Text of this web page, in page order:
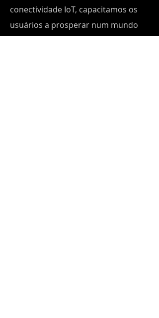
conectividade IoT, capacitamos os
usuários a prosperar num mundo